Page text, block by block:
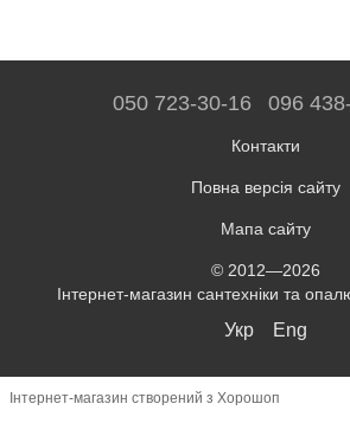
050 723-30-16 096
Контакти
Повна версія сайту
Мапа сайту
© 2012—2026
Інтернет-магазин сантехніки та
Укр Eng
Інтернет-магазин створений з Хорошоп